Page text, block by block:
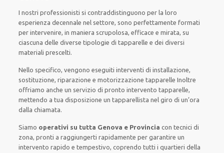
I nostri professionisti si contraddistinguono per la loro
esperienza decennale nel settore, sono perfettamente formati
per intervenire, in maniera scrupolosa, efficace e mirata, su
ciascuna delle diverse tipologie di tapparelle e dei diversi
materiali prescelti.
Nello specifico, vengono eseguiti interventi di installazione,
sostituzione, riparazione e motorizzazione tapparelle Inoltre
offriamo anche un servizio di pronto intervento tapparelle,
mettendo a tua disposizione un tapparellista nel giro di un’ora
dalla chiamata.
Siamo operativi su tutta Genova e Provincia con tecnici di
zona, pronti a raggiungerti rapidamente per garantire un
intervento rapido e tempestivo, coprendo tutti i quartieri della